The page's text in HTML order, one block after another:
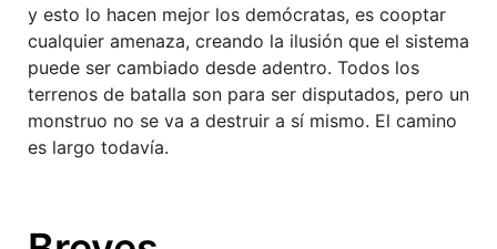
y esto lo hacen mejor los demócratas, es cooptar
cualquier amenaza, creando la ilusión que el sistema
puede ser cambiado desde adentro. Todos los
terrenos de batalla son para ser disputados, pero un
monstruo no se va a destruir a sí mismo. El camino
es largo todavía.